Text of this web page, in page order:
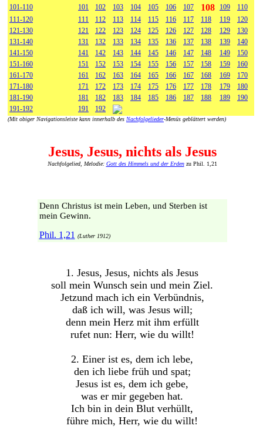
101-110
101 102 103 104 105 106 107 108 109
110
111-120
111 112 113 114 115 116 117 118 119
120
121-130
121 122 123 124 125 126 127 128 129
130
131-140
131 132 133 134 135 136 137 138 139
140
141-150
141 142 143 144 145 146 147 148 149
150
151-160
151 152 153 154 155 156 157 158 159
160
161-170
161 162 163 164 165 166 167 168 169
170
171-180
171 172 173 174 175 176 177 178 179
180
181-190
181 182 183 184 185 186 187 188 189
190
191-192
191 192
(Mit obiger Navigationsleiste kann innerhalb des Nachfolgelieder-Menüs geblättert werden)
Jesus, Jesus, nichts als Jesus
Nachfolgelied, Melodie: Gott des Himmels und der Erdenzu Phil. 1,21
Denn Christus ist mein Leben, und Sterben ist
mein Gewinn.
Phil. 1,21 (Luther 1912)
1. Jesus, Jesus, nichts als Jesus
soll mein Wunsch sein und mein Ziel.
Jetzund mach ich ein Verbündnis,
daß ich will, was Jesus will;
denn mein Herz mit ihm erfüllt
rufet nun: Herr, wie du willt!
2. Einer ist es, dem ich lebe,
den ich liebe früh und spat;
Jesus ist es, dem ich gebe,
was er mir gegeben hat.
Ich bin in dein Blut verhüllt,
führe mich, Herr, wie du willt!